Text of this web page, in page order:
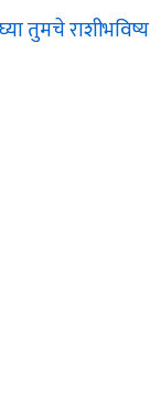
तुमचे राशीभविष्य